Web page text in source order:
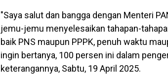
"Saya salut dan bangga dengan Menteri
jemu-jemu menyelesaikan tahapan-
baik PNS maupun PPPK, penuh waktu
ingin bertanya, 100 persen ini dalam
keterangannya, Sabtu, 19 April 2025.